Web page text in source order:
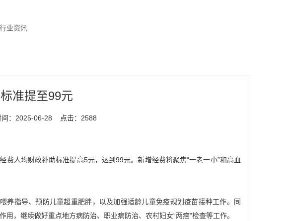
行业资讯
准提至99元
间：2025-06-28
点击：2588
人均财政补助标准提高5元，达到99元。新增经费将聚焦“一老一小”和高血
指导、预防儿童超重肥胖，以及加强适龄儿童免疫规划疫苗接种工作。同
，继续做好重点地方病防治、职业病防治、农村妇女“两癌”检查等工作。